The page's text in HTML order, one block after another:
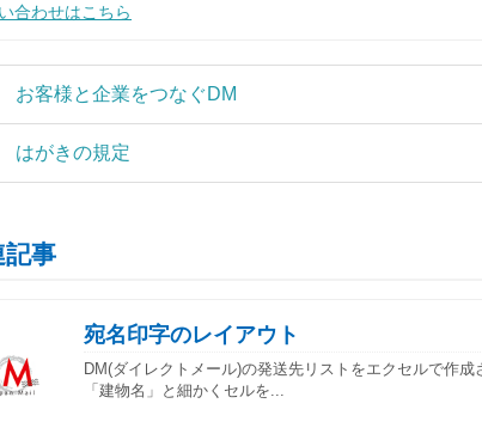
合わせはこちら
お客様と企業をつなぐDM
はがきの規定
記事
宛名印字のレイアウト
DM(ダイレクトメール)の発送先リストをエクセルで作
「建物名」と細かくセルを...